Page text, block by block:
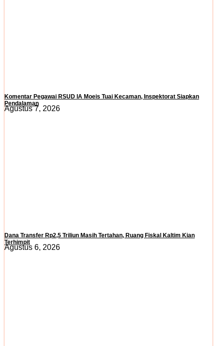
Komentar Pegawai RSUD IA Moeis Tuai Kecaman, Inspektorat Siapkan
Pendalaman
Agustus 7, 2026
Dana Transfer Rp2,5 Triliun Masih Tertahan, Ruang Fiskal Kaltim Kian
Terhimpit
Agustus 6, 2026